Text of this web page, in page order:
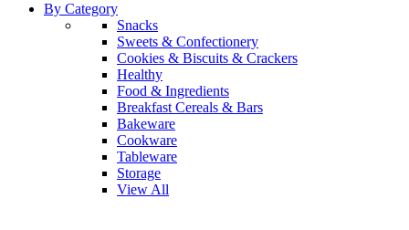
By Category
Snacks
Sweets & Confectionery
Cookies & Biscuits & Crackers
Healthy
Food & Ingredients
Breakfast Cereals & Bars
Bakeware
Cookware
Tableware
Storage
View All